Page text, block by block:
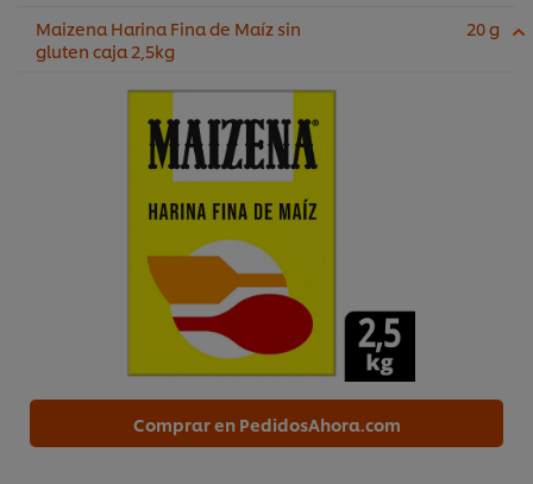
Maizena Harina Fina de Maíz sin
gluten caja 2,5kg
20 g
Comprar en PedidosAhora.com